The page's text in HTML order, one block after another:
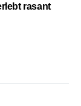
rasant